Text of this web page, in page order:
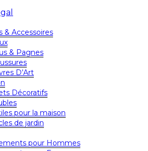
& Accessoires
& Pagnes
D’Art
Décoratifs
pour la maison
de jardin
pour Hommes